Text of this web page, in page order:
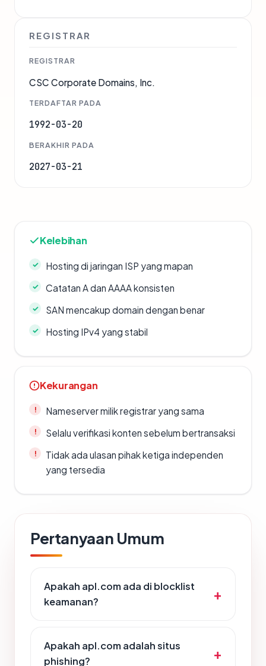
REGISTRAR
REGISTRAR
CSC Corporate Domains, Inc.
TERDAFTAR PADA
1992-03-20
BERAKHIR PADA
2027-03-21
Kelebihan
Hosting di jaringan ISP yang mapan
Catatan A dan AAAA konsisten
SAN mencakup domain dengan benar
Hosting IPv4 yang stabil
Kekurangan
Nameserver milik registrar yang sama
Selalu verifikasi konten sebelum bertransaksi
Tidak ada ulasan pihak ketiga independen
yang tersedia
Pertanyaan Umum
Apakah apl.com ada di blocklist
keamanan?
Apakah apl.com adalah situs
phishing?